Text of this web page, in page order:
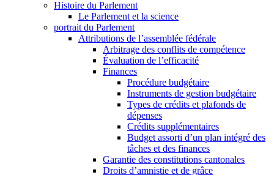
Histoire du Parlement
Le Parlement et la science
portrait du Parlement
Attributions de l’assemblée fédérale
Arbitrage des conflits de compétence
Évaluation de l’efficacité
Finances
Procédure budgétaire
Instruments de gestion budgétaire
Types de crédits et plafonds de
dépenses
Crédits supplémentaires
Budget assorti d’un plan intégré des
tâches et des finances
Garantie des constitutions cantonales
Droits d’amnistie et de grâce